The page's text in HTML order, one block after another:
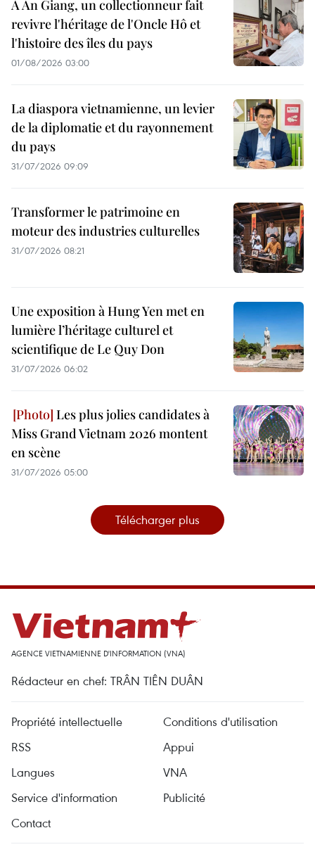
À An Giang, un collectionneur fait
revivre l'héritage de l'Oncle Hô et
l'histoire des îles du pays
01/08/2026 03:00
La diaspora vietnamienne, un levier
de la diplomatie et du rayonnement
du pays
31/07/2026 09:09
Transformer le patrimoine en
moteur des industries culturelles
31/07/2026 08:21
Une exposition à Hung Yen met en
lumière l’héritage culturel et
scientifique de Le Quy Don
31/07/2026 06:02
Les plus jolies candidates à
Miss Grand Vietnam 2026 montent
en scène
31/07/2026 05:00
Télécharger plus
AGENCE VIETNAMIENNE D'INFORMATION (VNA)
Rédacteur en chef: TRÂN TIÊN DUÂN
Propriété intellectuelle
Conditions d'utilisation
RSS
Appui
Langues
VNA
Service d'information
Publicité
Contact